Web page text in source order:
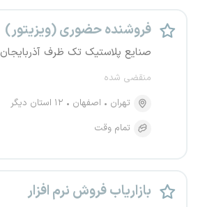
فروشنده حضوری (ویزیتور)
صنایع پلاستیک تک ظرف آذربایجان
منقضی شده
تهران
اصفهان
۱۲ استان دیگر
تمام وقت
بازاریاب فروش نرم افزار